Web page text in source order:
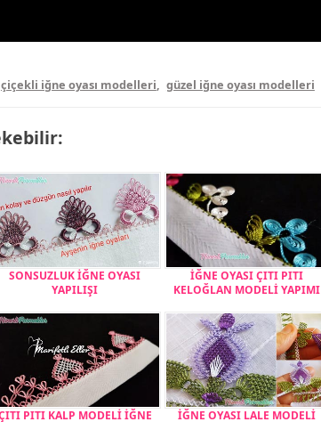
çiçekli iğne oyası modelleri, güzel iğne oyası modelleri
SONSUZLUK İĞNE OYASI
YAPILIŞI
İĞNE OYASI ÇITI PITI
KELOĞLAN MODELİ YAPIMI
PITI KALP MODELİ İĞNE
İĞNE OYASI LALE MODELİ